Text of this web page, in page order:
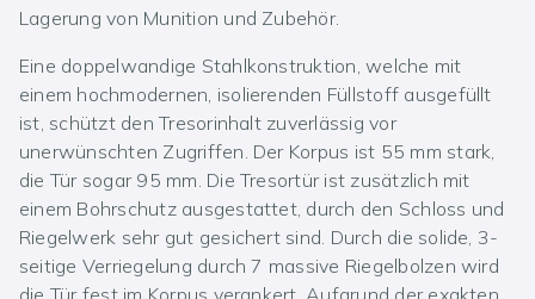
Lagerung von Munition und Zubehör.
Eine doppelwandige Stahlkonstruktion, welche mit
einem hochmodernen, isolierenden Füllstoff ausgefüllt
ist, schützt den Tresorinhalt zuverlässig vor
unerwünschten Zugriffen. Der Korpus ist 55 mm stark,
die Tür sogar 95 mm. Die Tresortür ist zusätzlich mit
einem Bohrschutz ausgestattet, durch den Schloss und
Riegelwerk sehr gut gesichert sind. Durch die solide, 3-
seitige Verriegelung durch 7 massive Riegelbolzen wird
die Tür fest im Korpus verankert. Aufgrund der exakten